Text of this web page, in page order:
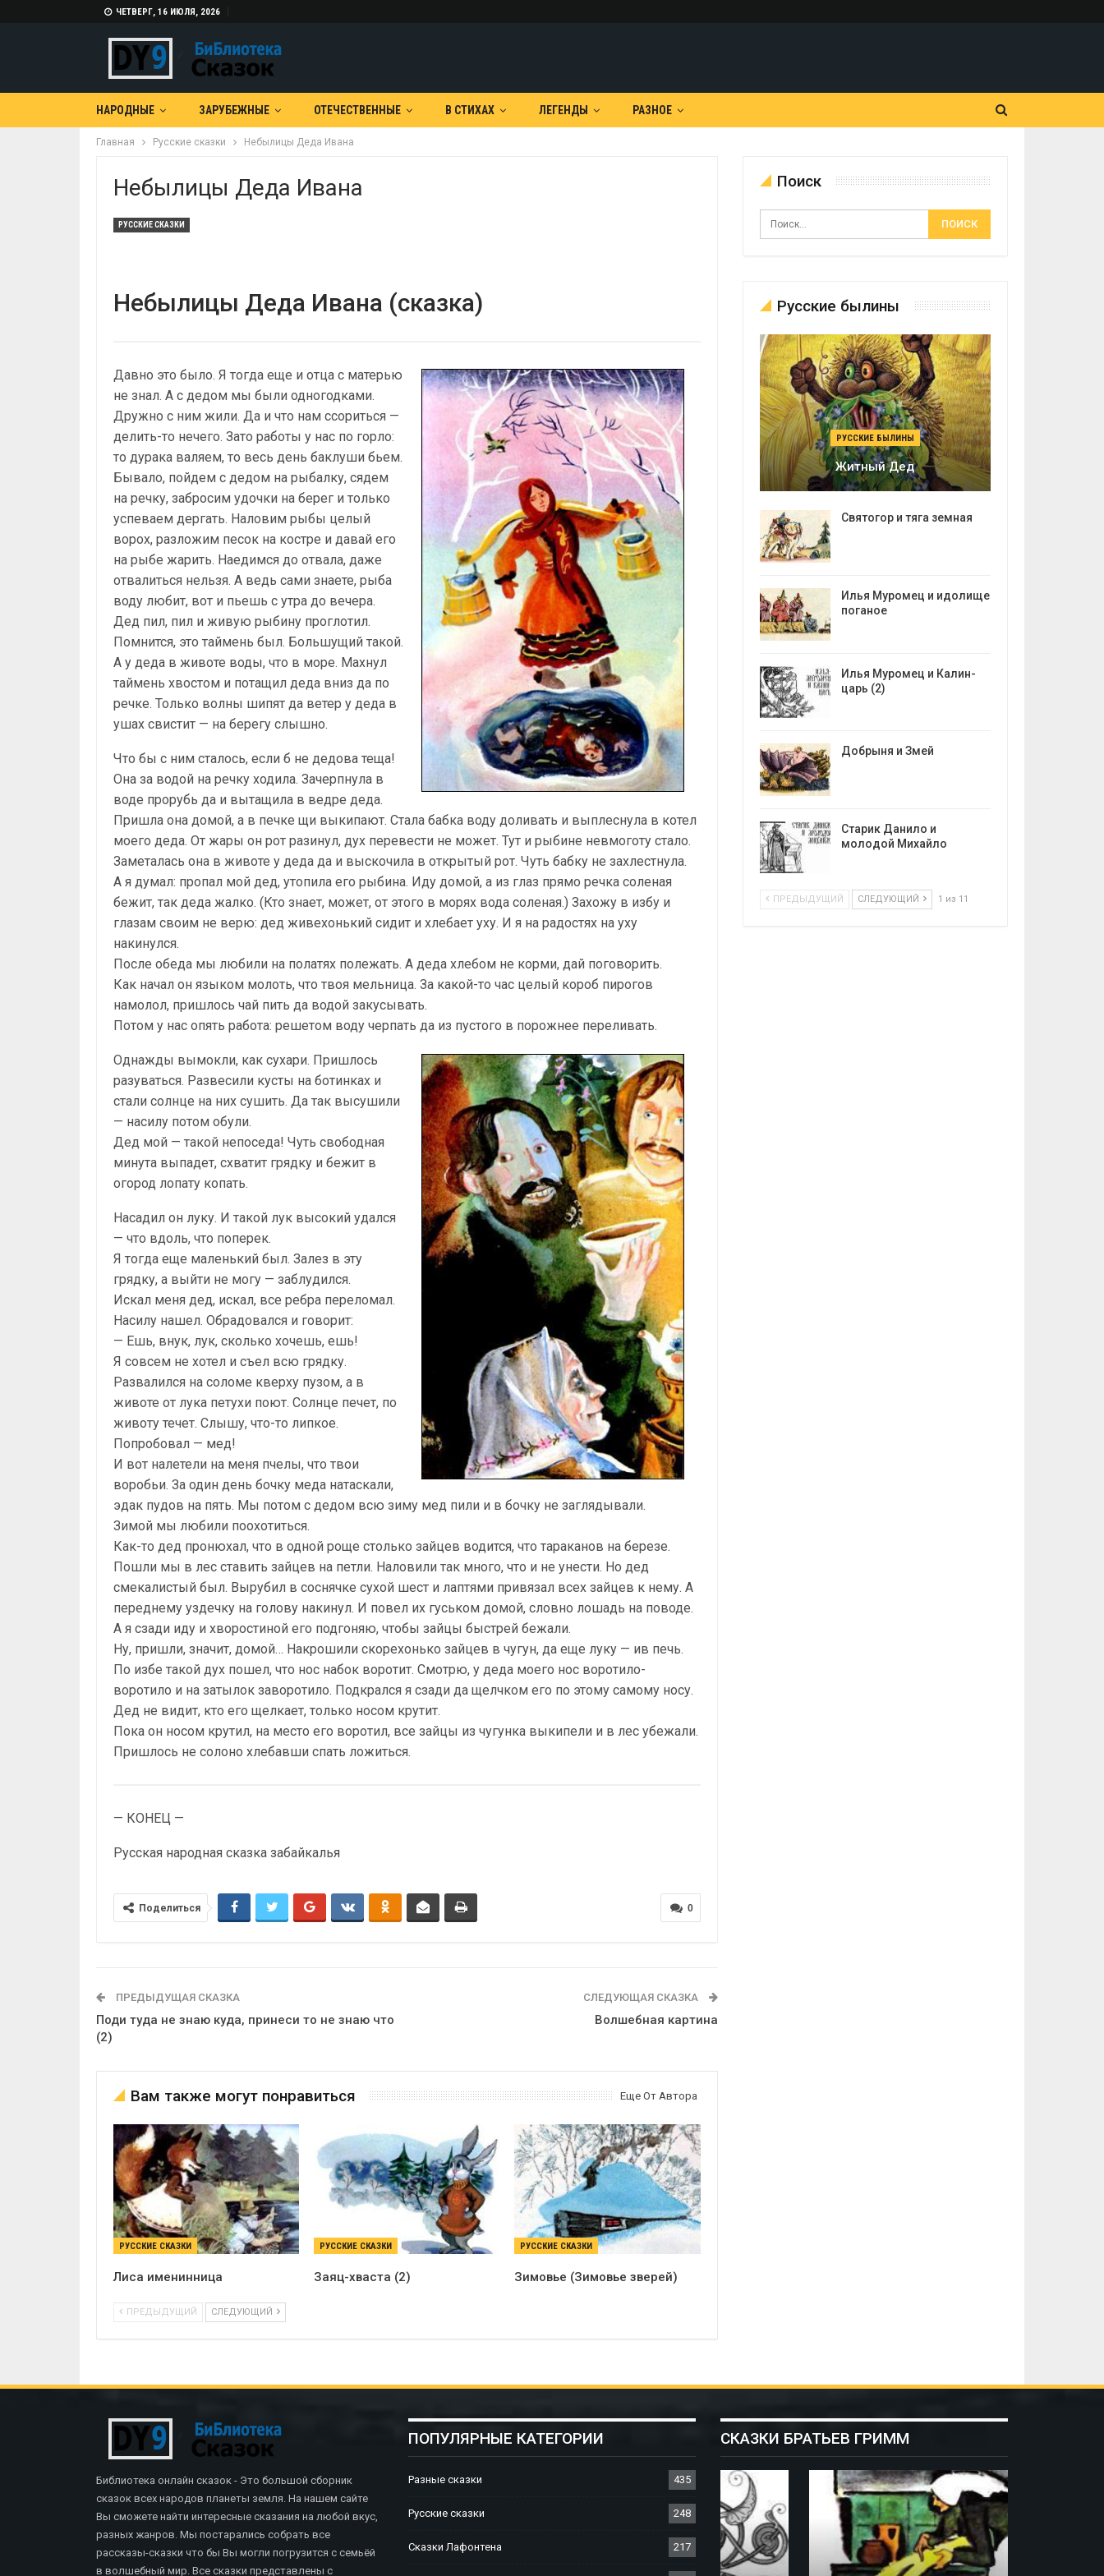
ЧЕТВЕРГ, 16 ИЮЛЯ, 2026
НАРОДНЫЕ ЗАРУБЕЖНЫЕ ОТЕЧЕСТВЕННЫЕ В СТИХАХ ЛЕГЕНДЫ РАЗНОЕ
Главная Русские сказки Небылицы Деда Ивана
Небылицы Деда Ивана
РУССКИЕ СКАЗКИ
Небылицы Деда Ивана (сказка)
Давно это было. Я тогда еще и отца с матерью
не знал. А с дедом мы были одногодками.
Дружно с ним жили. Да и что нам ссориться —
делить-то нечего. Зато работы у нас по горло:
то дурака валяем, то весь день баклуши бьем.
Бывало, пойдем с дедом на рыбалку, сядем
на речку, забросим удочки на берег и только
успеваем дергать. Наловим рыбы целый
ворох, разложим песок на костре и давай его
на рыбе жарить. Наедимся до отвала, даже
отвалиться нельзя. А ведь сами знаете, рыба
воду любит, вот и пьешь с утра до вечера.
Дед пил, пил и живую рыбину проглотил.
Помнится, это таймень был. Большущий такой.
А у деда в животе воды, что в море. Махнул
таймень хвостом и потащил деда вниз да по
речке. Только волны шипят да ветер у деда в
ушах свистит — на берегу слышно.
Что бы с ним сталось, если б не дедова теща!
Она за водой на речку ходила. Зачерпнула в
воде прорубь да и вытащила в ведре деда.
Пришла она домой, а в печке щи выкипают. Стала бабка воду доливать и выплеснула в котел
моего деда. От жары он рот разинул, дух перевести не может. Тут и рыбине невмоготу стало.
Заметалась она в животе у деда да и выскочила в открытый рот. Чуть бабку не захлестнула.
А я думал: пропал мой дед, утопила его рыбина. Иду домой, а из глаз прямо речка соленая
бежит, так деда жалко. (Кто знает, может, от этого в морях вода соленая.) Захожу в избу и
глазам своим не верю: дед живехонький сидит и хлебает уху. И я на радостях на уху
накинулся.
После обеда мы любили на полатях полежать. А деда хлебом не корми, дай поговорить.
Как начал он языком молоть, что твоя мельница. За какой-то час целый короб пирогов
намолол, пришлось чай пить да водой закусывать.
Потом у нас опять работа: решетом воду черпать да из пустого в порожнее переливать.
Однажды вымокли, как сухари. Пришлось
разуваться. Развесили кусты на ботинках и
стали солнце на них сушить. Да так высушили
— насилу потом обули.
Дед мой — такой непоседа! Чуть свободная
минута выпадет, схватит грядку и бежит в
огород лопату копать.
Насадил он луку. И такой лук высокий удался
— что вдоль, что поперек.
Я тогда еще маленький был. Залез в эту
грядку, а выйти не могу — заблудился.
Искал меня дед, искал, все ребра переломал.
Насилу нашел. Обрадовался и говорит:
— Ешь, внук, лук, сколько хочешь, ешь!
Я совсем не хотел и съел всю грядку.
Развалился на соломе кверху пузом, а в
животе от лука петухи поют. Солнце печет, по
животу течет. Слышу, что-то липкое.
Попробовал — мед!
И вот налетели на меня пчелы, что твои
воробьи. За один день бочку меда натаскали,
эдак пудов на пять. Мы потом с дедом всю зиму мед пили и в бочку не заглядывали.
Зимой мы любили поохотиться.
Как-то дед пронюхал, что в одной роще столько зайцев водится, что тараканов на березе.
Пошли мы в лес ставить зайцев на петли. Наловили так много, что и не унести. Но дед
смекалистый был. Вырубил в соснячке сухой шест и лаптями привязал всех зайцев к нему. А
переднему уздечку на голову накинул. И повел их гуськом домой, словно лошадь на поводе.
А я сзади иду и хворостиной его подгоняю, чтобы зайцы быстрей бежали.
Ну, пришли, значит, домой… Накрошили скорехонько зайцев в чугун, да еще луку — ив печь.
По избе такой дух пошел, что нос набок воротит. Смотрю, у деда моего нос воротило-
воротило и на затылок заворотило. Подкрался я сзади да щелчком его по этому самому носу.
Дед не видит, кто его щелкает, только носом крутит.
Пока он носом крутил, на место его воротил, все зайцы из чугунка выкипели и в лес убежали.
Пришлось не солоно хлебавши спать ложиться.
— КОНЕЦ —
Русская народная сказка забайкалья
0
Поделиться
ПРЕДЫДУЩАЯ СКАЗКА
Поди туда не знаю куда, принеси то не знаю что
(2)
СЛЕДУЮЩАЯ СКАЗКА
Волшебная картина
Вам также могут понравиться Еще От Автора
РУССКИЕ СКАЗКИ
Лиса именинница
РУССКИЕ СКАЗКИ
Заяц-хваста (2)
РУССКИЕ СКАЗКИ
Зимовье (Зимовье зверей)
ПРЕДЫДУЩИЙ СЛЕДУЮЩИЙ
Поиск
Русские былины
РУССКИЕ БЫЛИНЫ
Житный Дед
Святогор и тяга земная
Илья Муромец и идолище
поганое
Илья Муромец и Калин-
царь (2)
Добрыня и Змей
Старик Данило и
молодой Михайло
ПРЕДЫДУЩИЙ СЛЕДУЮЩИЙ 1 из 11
Библиотека онлайн сказок - Это большой сборник
сказок всех народов планеты земля. На нашем сайте
Вы сможете найти интересные сказания на любой вкус,
разных жанров. Мы постарались собрать все
рассказы-сказки что бы Вы могли погрузится с семьёй
в волшебный мир. Все сказки представлены с
ПОПУЛЯРНЫЕ КАТЕГОРИИ
Разные сказки 435
Русские сказки 248
Сказки Лафонтена 217
СКАЗКИ БРАТЬЕВ ГРИММ